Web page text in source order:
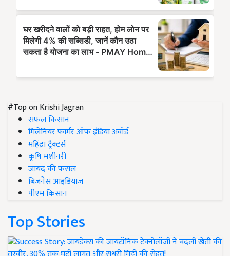
#Top on Krishi Jagran
सफल किसान
मिलेनियर फार्मर ऑफ इंडिया अवॉर्ड
महिंद्रा ट्रैक्टर्स
कृषि मशीनरी
जायद की फसल
बिज़नेस आइडियाज
पीएम किसान
Top Stories